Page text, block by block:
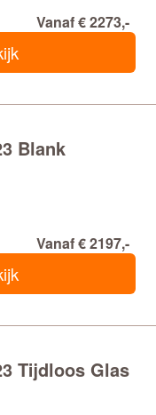
Vanaf € 2273,-
Blank
Vanaf € 2197,-
Tijdloos Glas